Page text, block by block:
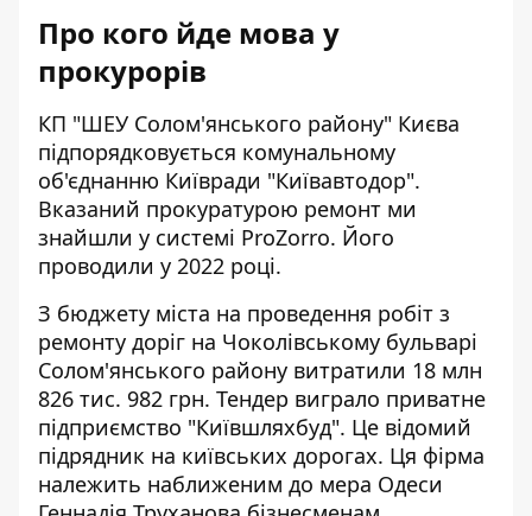
Про кого йде мова у
прокурорів
КП "ШЕУ Солом'янського району" Києва
підпорядковується комунальному
об'єднанню Київради "Київавтодор".
Вказаний прокуратурою ремонт ми
знайшли у системі ProZorro. Його
проводили у 2022 році.
З бюджету міста на проведення робіт з
ремонту доріг на Чоколівському бульварі
Солом'янського району витратили 18 млн
826 тис. 982 грн. Тендер виграло приватне
підприємство "Київшляхбуд". Це відомий
підрядник на київських дорогах. Ця фірма
належить наближеним до мера Одеси